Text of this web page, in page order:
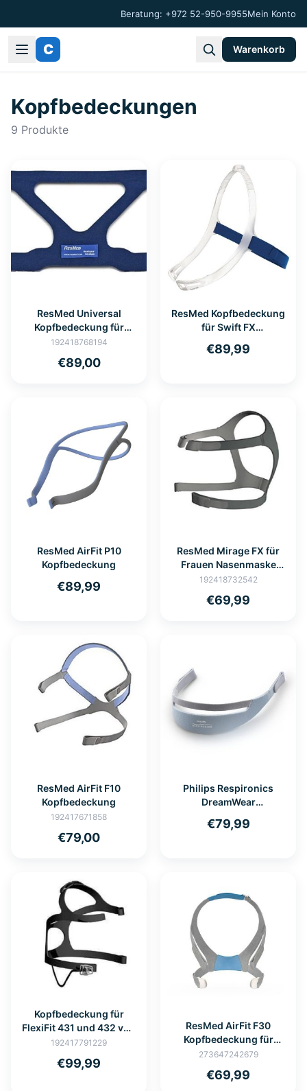
Beratung: +972 52-950-9955Mein Konto
C Warenkorb
Kopfbedeckungen
9 Produkte
ResMed Universal
Kopfbedeckung für
verschiedene Masken
192418768194
€89,00
ResMed Kopfbedeckung
für Swift FX
€89,99
ResMed AirFit P10
Kopfbedeckung
€89,99
ResMed Mirage FX für
Frauen Nasenmaske
Kopfbedeckung
192418732542
€69,99
ResMed AirFit F10
Kopfbedeckung
192417671858
€79,00
Philips Respironics
DreamWear
Nasenmaske
€79,99
Kopfbedeckung für
FlexiFit 431 und 432 von
Fisher & Paykel
192417791229
€99,99
ResMed AirFit F30
Kopfbedeckung für
CPAP-
273647242679
€69,99